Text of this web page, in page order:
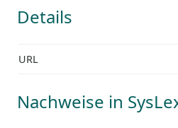
Details
URL
Nachweise in